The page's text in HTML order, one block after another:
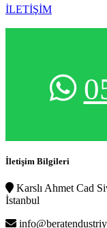
İLETİŞİM
İletişim Bilgileri
Karslı Ahmet Cad
İstanbul